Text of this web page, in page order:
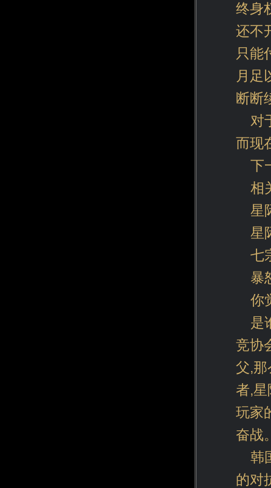
终身
还不
只能
月足
断断
对
而现
下
相
星
星
七
暴
你
是
竞协
父,那
者,星
玩家
奋战
韩
的对